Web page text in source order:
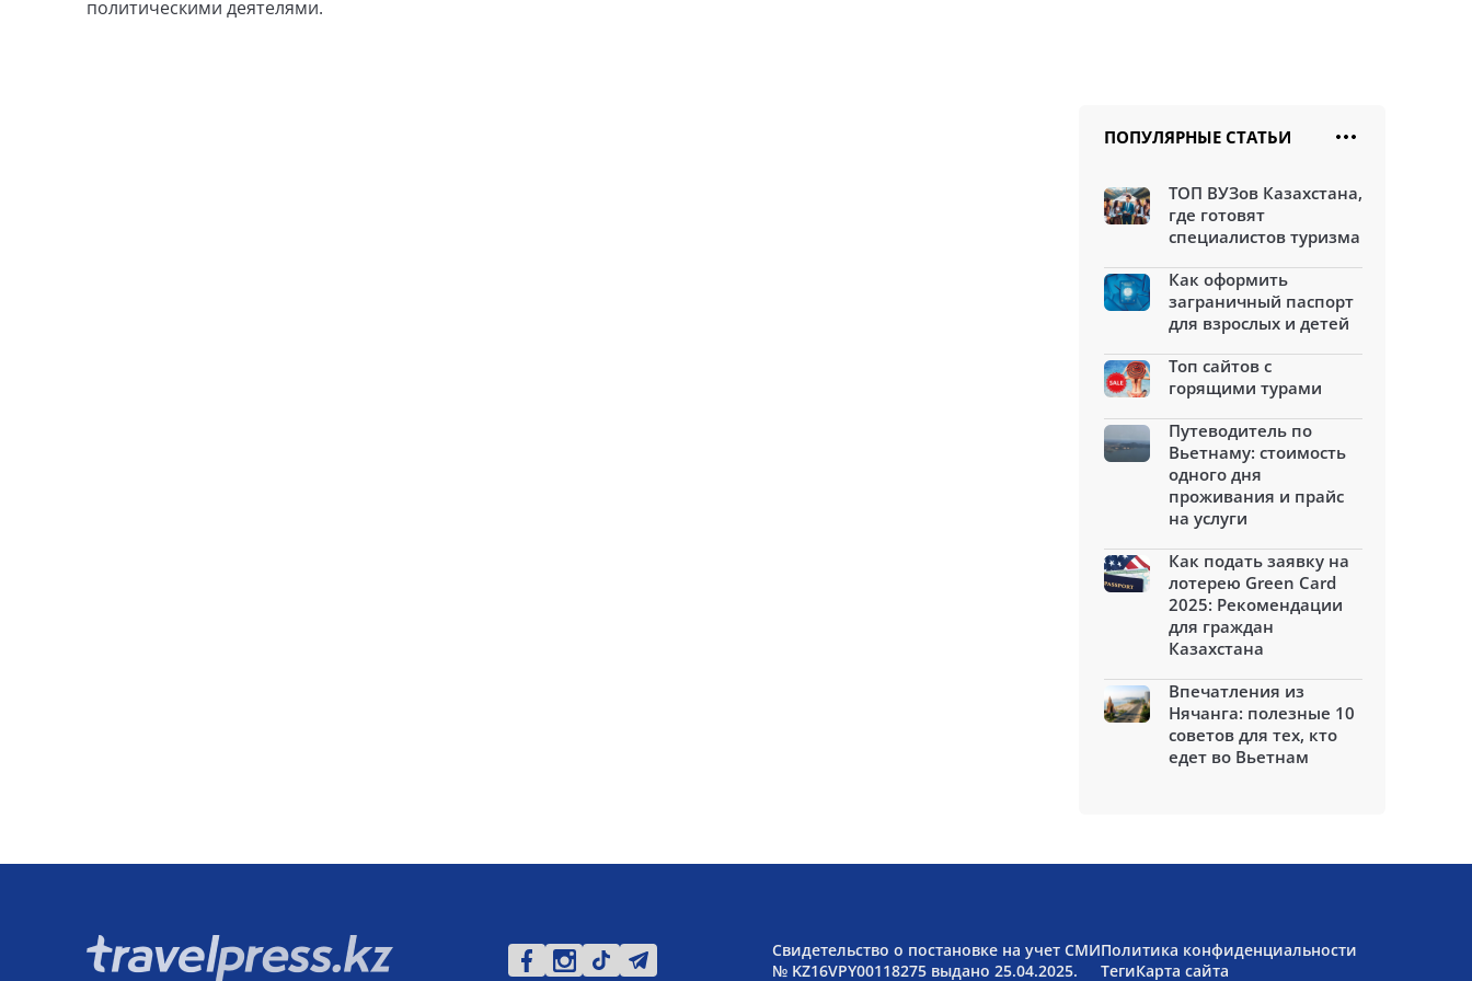
политическими деятелями.
ПОПУЛЯРНЫЕ СТАТЬИ
ТОП ВУЗов Казахстана,
где готовят
специалистов туризма
Как оформить
заграничный паспорт
для взрослых и детей
Топ сайтов с
горящими турами
Путеводитель по
Вьетнаму: стоимость
одного дня
проживания и прайс
на услуги
Как подать заявку на
лотерею Green Card
2025: Рекомендации
для граждан
Казахстана
Впечатления из
Нячанга: полезные 10
советов для тех, кто
едет во Вьетнам
Свидетельство о постановке на учет СМИ
№ KZ16VPY00118275 выдано 25.04.2025.
Политика конфиденциальности
ТегиКарта сайта